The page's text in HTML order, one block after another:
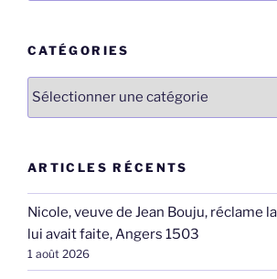
CATÉGORIES
Catégories
ARTICLES RÉCENTS
Nicole, veuve de Jean Bouju, réclame
lui avait faite, Angers 1503
1 août 2026